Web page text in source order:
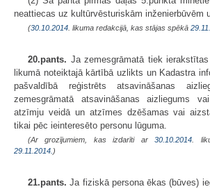
neattiecas uz kultūrvēsturiskām inženierbūvēm
(30.10.2014 . likuma redakcijā, kas stājas spēkā
20.pants. Ja zemesgrāmatā tiek
likumā noteiktajā kārtībā uzlikts un Kadastra
pašvaldībā reģistrēts atsavināšanas
zemesgrāmatā atsavināšanas aizliegums
atzīmju veidā un atzīmes dzēšamas vai
tikai pēc ieinteresēto personu lūguma.
(Ar grozījumiem, kas izdarīti ar30.10.2014 .
29.11.2014. )
21.pants. Ja fiziskā persona ēkas (būves)